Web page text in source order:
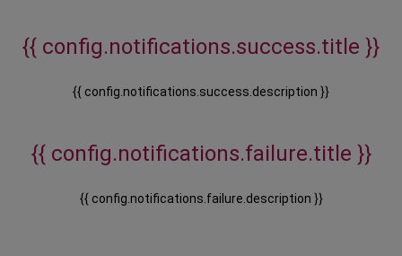
{{ config.notifications.success.title }}
{{ config.notifications.success.description }}
{{ config.notifications.failure.title }}
{{ config.notifications.failure.description }}